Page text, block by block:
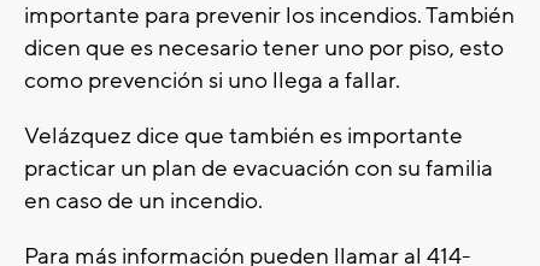
importante para prevenir los incendios. También
dicen que es necesario tener uno por piso, esto
como prevención si uno llega a fallar.
Velázquez dice que también es importante
practicar un plan de evacuación con su familia
en caso de un incendio.
Para más información pueden llamar al 414-